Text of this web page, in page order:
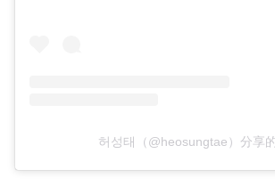
허성태（@heosungtae）分享